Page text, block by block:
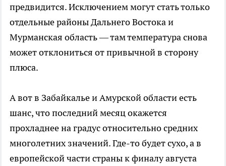
предвидится. Исключением могут стать только
отдельные районы Дальнего Востока и
Мурманская область — там температура снова
может отклониться от привычной в сторону
плюса.
А вот в Забайкалье и Амурской области есть
шанс, что последний месяц окажется
прохладнее на градус относительно средних
многолетних значений. Где-то будет сухо, а в
европейской части страны к финалу августа